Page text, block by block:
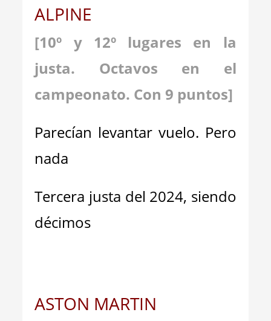
ALPINE
[10º y 12º lugares en la
justa. Octavos en el
campeonato. Con 9 puntos]
Parecían levantar vuelo. Pero
nada
Tercera justa del 2024, siendo
décimos
ASTON MARTIN